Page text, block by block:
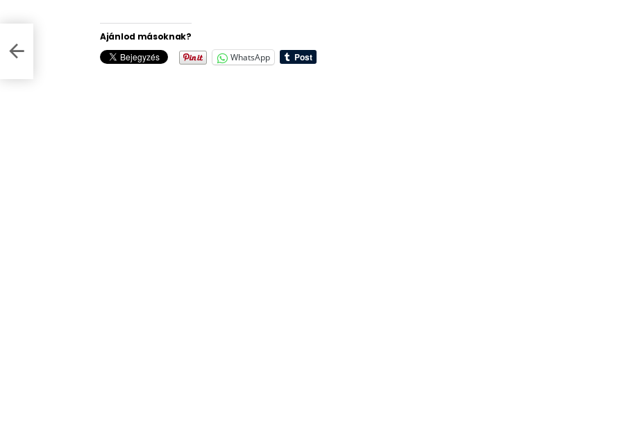
Ajánlod másoknak?
WhatsApp